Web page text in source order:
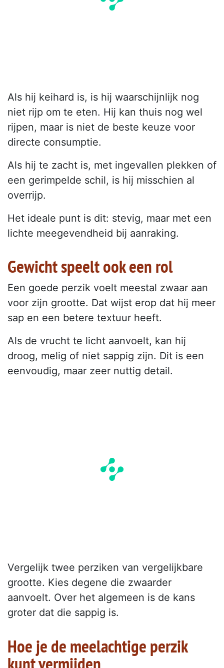
Als hij keihard is, is hij waarschijnlijk nog
niet rijp om te eten. Hij kan thuis nog wel
rijpen, maar is niet de beste keuze voor
directe consumptie.
Als hij te zacht is, met ingevallen plekken of
een gerimpelde schil, is hij misschien al
overrijp.
Het ideale punt is dit: stevig, maar met een
lichte meegevendheid bij aanraking.
Gewicht speelt ook een rol
Een goede perzik voelt meestal zwaar aan
voor zijn grootte. Dat wijst erop dat hij meer
sap en een betere textuur heeft.
Als de vrucht te licht aanvoelt, kan hij
droog, melig of niet sappig zijn. Dit is een
eenvoudig, maar zeer nuttig detail.
Vergelijk twee perziken van vergelijkbare
grootte. Kies degene die zwaarder
aanvoelt. Over het algemeen is de kans
groter dat die sappig is.
Hoe je de meelachtige perzik
kunt vermijden